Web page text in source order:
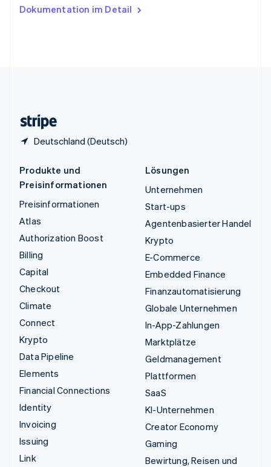
Dokumentation im Detail
Deutschland (Deutsch)
English
Produkte und
Preisinformationen
Preisinformationen
Atlas
Authorization Boost
Billing
Capital
Checkout
Climate
Connect
Krypto
Data Pipeline
Elements
Financial Connections
Identity
Invoicing
Issuing
Link
Lösungen
Unternehmen
Start-ups
Agentenbasierter Handel
Krypto
E-Commerce
Embedded Finance
Finanzautomatisierung
Globale Unternehmen
In-App-Zahlungen
Marktplätze
Geldmanagement
Plattformen
SaaS
KI-Unternehmen
Creator Economy
Gaming
Bewirtung, Reisen und